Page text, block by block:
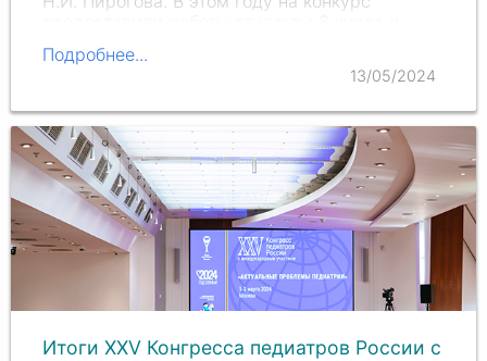
ординаторы. Представленные работы были
посвящены актуальным…
Подробнее...
13/05/2024
Итоги ХХV Конгресса педиатров России с